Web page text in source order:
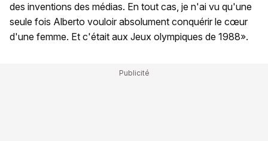
des inventions des médias. En tout cas, je n'ai vu qu'une
seule fois Alberto vouloir absolument conquérir le cœur
d'une femme. Et c'était aux Jeux olympiques de 1988».